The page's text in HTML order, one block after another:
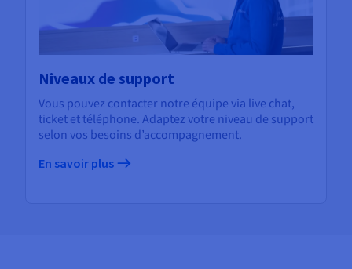
Niveaux de support
Vous pouvez contacter notre équipe via live chat,
ticket et téléphone. Adaptez votre niveau de support
selon vos besoins d’accompagnement.
En savoir plus